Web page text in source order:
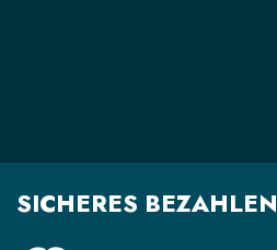
SICHERES BEZAHLEN